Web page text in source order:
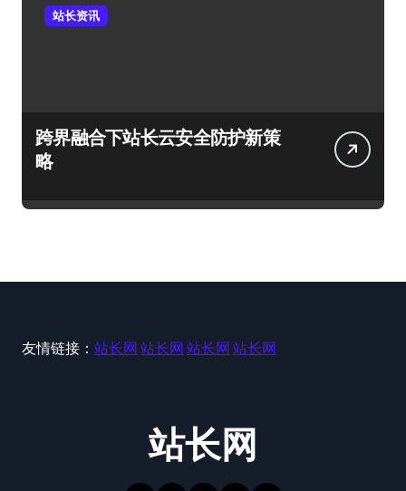
站长资讯
跨界融合下站长云安全防护新策
略
友情链接： 站长网 站长网 站长网 站长网
站长网